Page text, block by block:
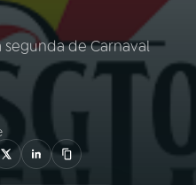
de Carnaval